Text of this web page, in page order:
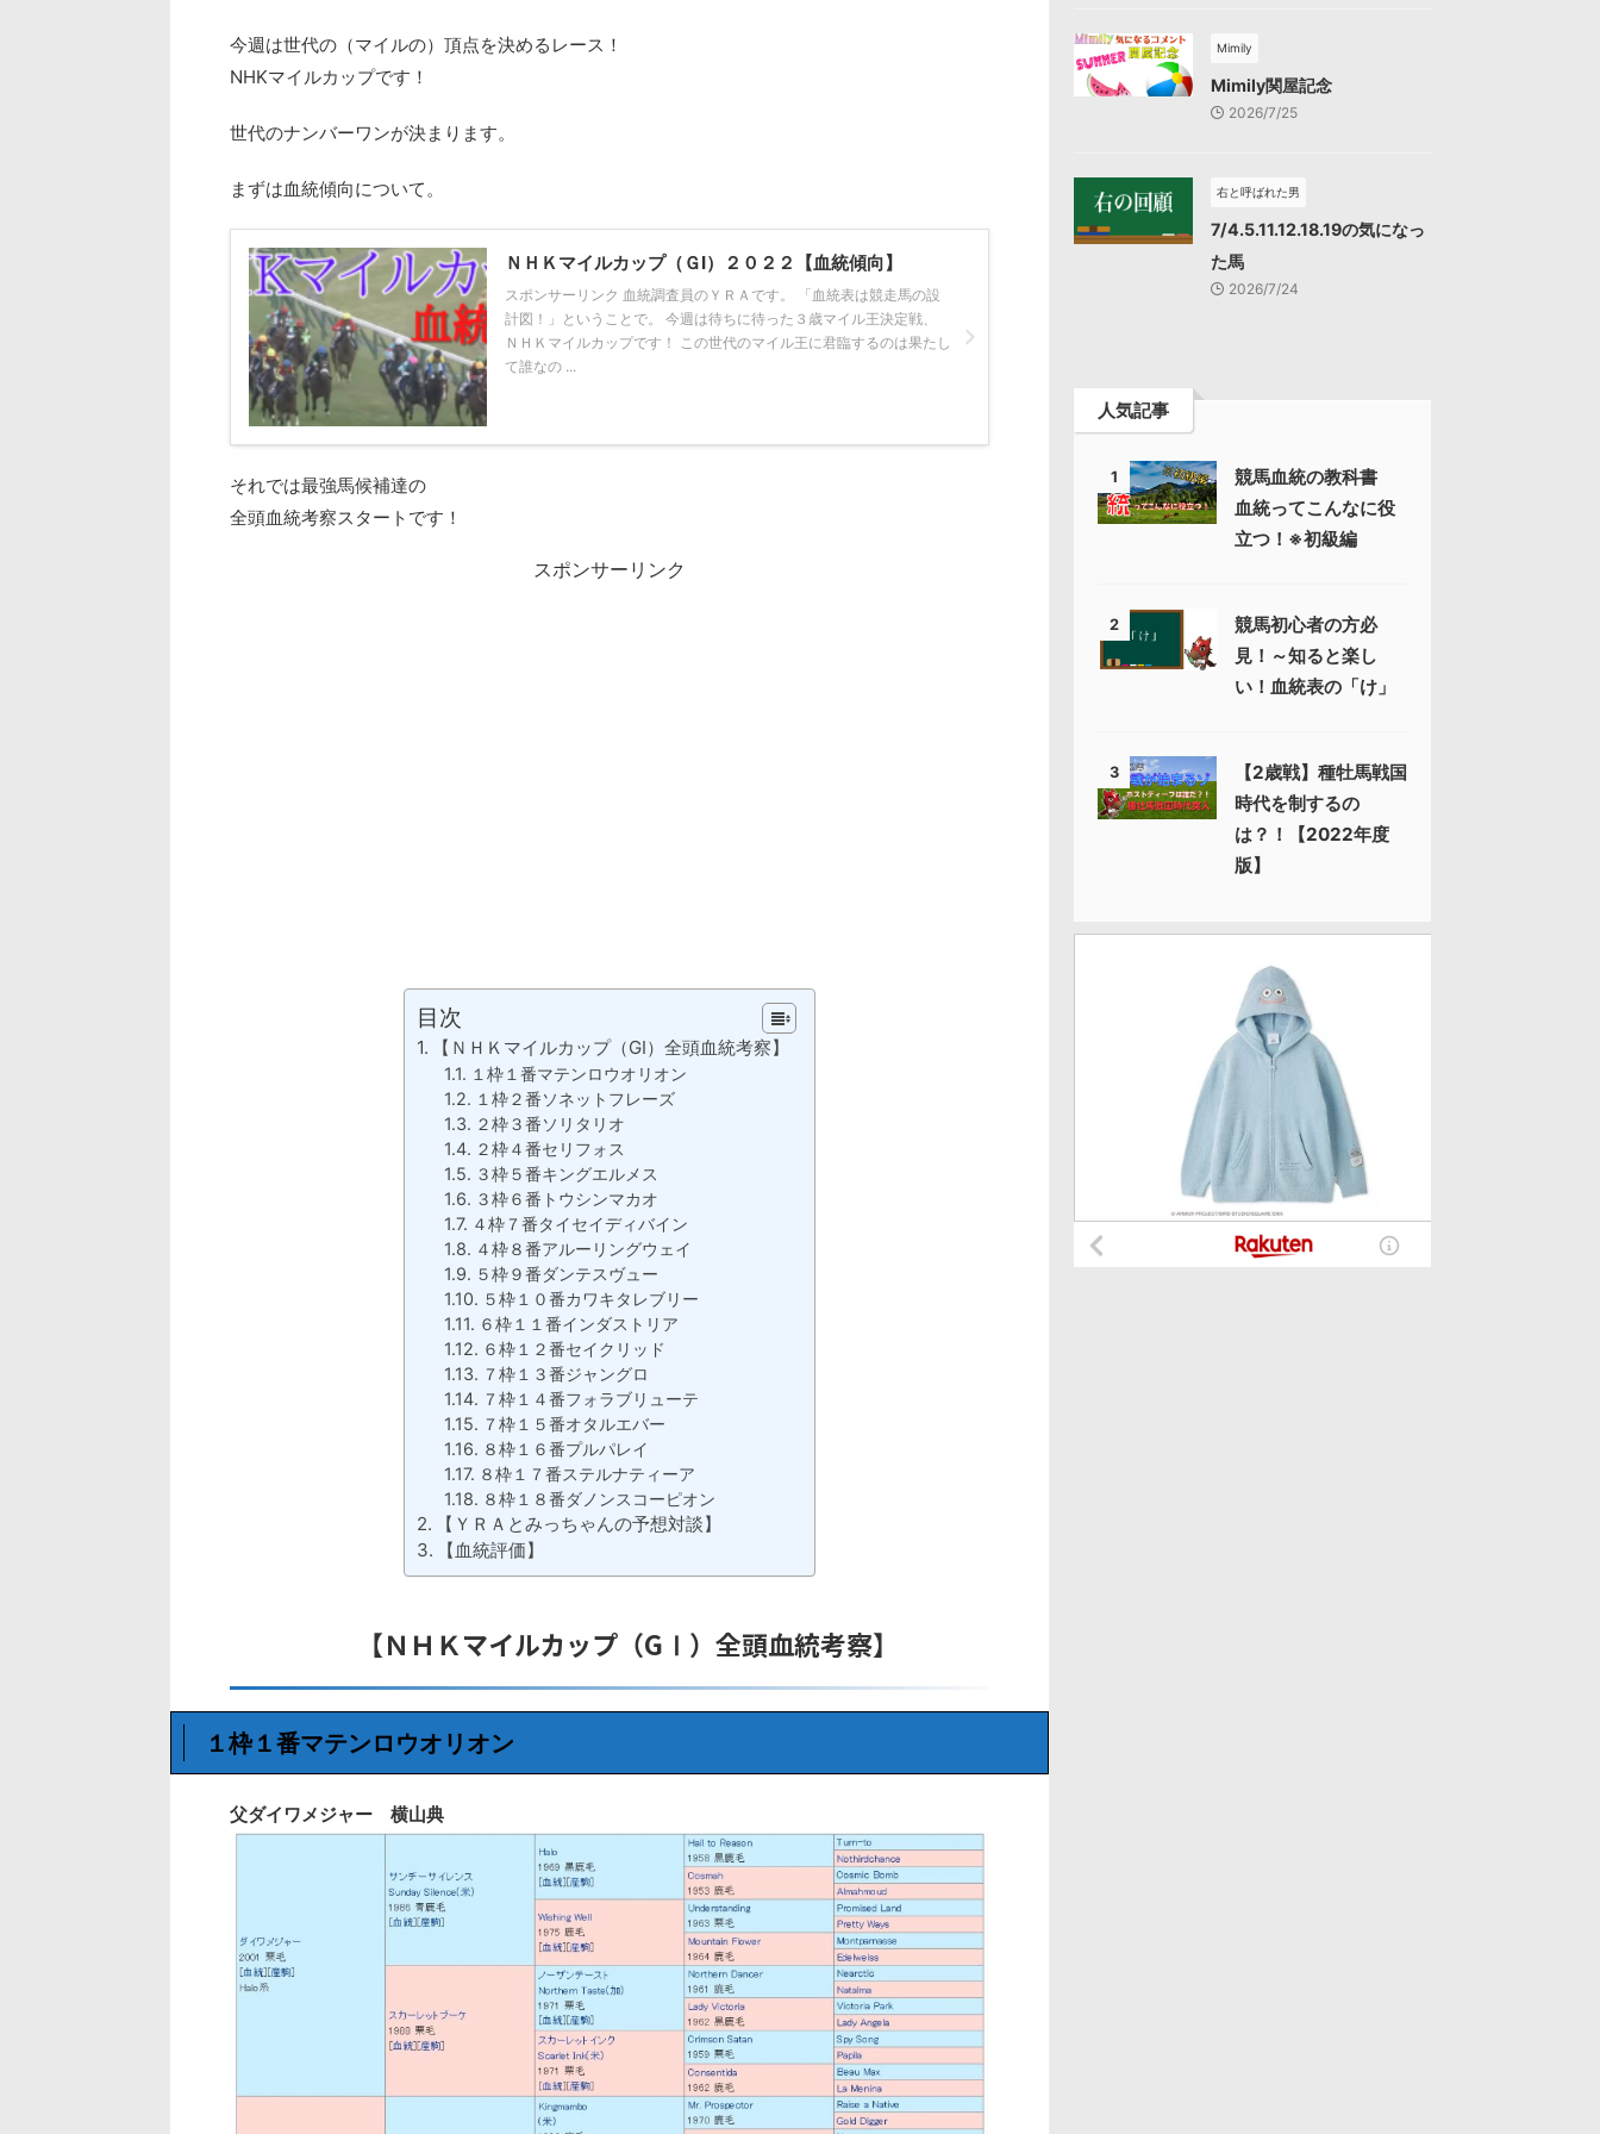
今週は世代の（マイルの）頂点を決めるレース！
NHKマイルカップです！
世代のナンバーワンが決まります。
まずは血統傾向について。
ＮＨＫマイルカップ（ＧⅠ）２０２２【血統傾向】
スポンサーリンク 血統調査員のＹＲＡです。 「血統表は競走馬の設
計図！」ということで。 今週は待ちに待った３歳マイル王決定戦、
ＮＨＫマイルカップです！ この世代のマイル王に君臨するのは果たし
て誰なの ...
それでは最強馬候補達の
全頭血統考察スタートです！
スポンサーリンク
目次
【ＮＨＫマイルカップ（GⅠ）全頭血統考察】
１枠１番マテンロウオリオン
１枠２番ソネットフレーズ
２枠３番ソリタリオ
２枠４番セリフォス
３枠５番キングエルメス
３枠６番トウシンマカオ
４枠７番タイセイディバイン
４枠８番アルーリングウェイ
５枠９番ダンテスヴュー
５枠１０番カワキタレブリー
６枠１１番インダストリア
６枠１２番セイクリッド
７枠１３番ジャングロ
７枠１４番フォラブリューテ
７枠１５番オタルエバー
８枠１６番プルパレイ
８枠１７番ステルナティーア
８枠１８番ダノンスコーピオン
【ＹＲＡとみっちゃんの予想対談】
【血統評価】
【ＮＨＫマイルカップ（GⅠ）全頭血統考察】
１枠１番マテンロウオリオン
父ダイワメジャー 横山典
Mimily
Mimily関屋記念
2026/7/25
右と呼ばれた男
7/4.5.11.12.18.19の気になっ
た馬
2026/7/24
人気記事
1
競馬血統の教科書
血統ってこんなに役
立つ！※初級編
2
競馬初心者の方必
見！～知ると楽し
い！血統表の「け」
3
【2歳戦】種牡馬戦国
時代を制するの
は？！【2022年度
版】